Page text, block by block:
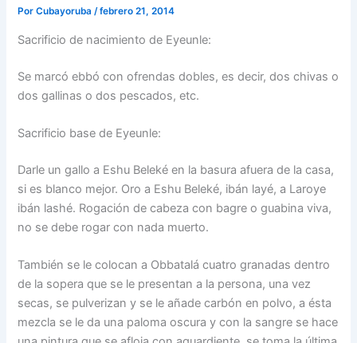
PorCubayoruba/febrero 21, 2014
Sacrificio de nacimiento de Eyeunle:
Se marcó ebbó con ofrendas dobles, es decir, dos chivas o
dos gallinas o dos pescados, etc.
Sacrificio base de Eyeunle:
Darle un gallo a Eshu Beleké en la basura afuera de la casa,
si es blanco mejor. Oro a Eshu Beleké, ibán layé, a Laroye
ibán lashé. Rogación de cabeza con bagre o guabina viva,
no se debe rogar con nada muerto.
También se le colocan a Obbatalá cuatro granadas dentro
de la sopera que se le presentan a la persona, una vez
secas, se pulverizan y se le añade carbón en polvo, a ésta
mezcla se le da una paloma oscura y con la sangre se hace